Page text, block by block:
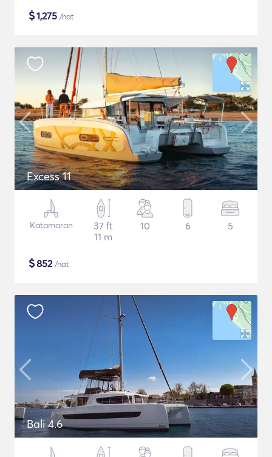
$1,275 /nat
Excess 11
Katamaran
37 ft
11 m
10 6 5
$852/nat
Bali 4.6